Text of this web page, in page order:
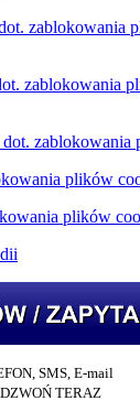
zablokowania
zablokowania
dot.
plików
plików
SMS, E-mail
TERAZ